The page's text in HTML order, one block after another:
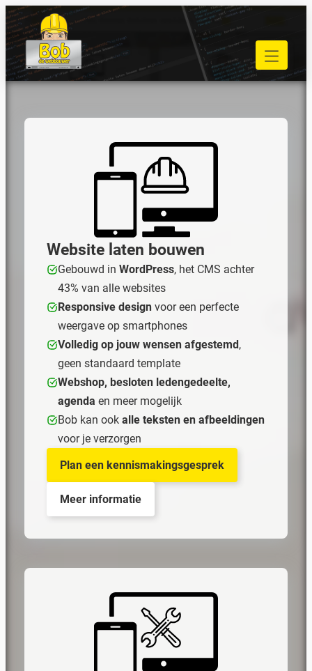
Ga
naar
de
inhoud
040 848 80 69
bob@bobdewebbouwer.com
Home
Strippenkaarten
Onderhoud en hosting
Training
Portfolio
Blog
Begrippen
Contact
Zoeken
Website laten bouwen
Gebouwd in WordPress, het CMS achter
43% van alle websites
Responsive designvoor een perfecte
weergave op smartphones
Volledig op jouw wensen afgestemd,
geen standaard template
Webshop, besloten ledengedeelte,
agenda en meer mogelijk
Bob kan ook alle teksten en afbeeldingen
voor je verzorgen
Plan een kennismakingsgesprek
Meer informatie